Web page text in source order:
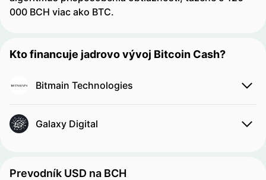
000 BCH viac ako BTC.
Kto financuje jadrovo vývoj Bitcoin Cash?
Bitmain Technologies
Galaxy Digital
Prevodník USD na BCH